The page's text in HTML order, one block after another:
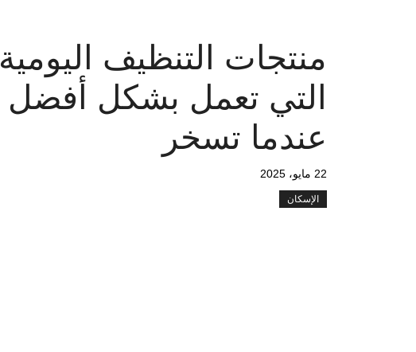
منتجات التنظيف اليومية
التي تعمل بشكل أفضل
عندما تسخر
22 مايو، 2025
الإسكان